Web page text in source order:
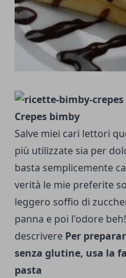
Crepes bimby
Salve miei cari lettori
più utilizzate sia per
basta semplicemente
verità le mie preferite
leggero soffio di
panna e poi l'odore
descrivere Per
senza glutine, usa la
pasta